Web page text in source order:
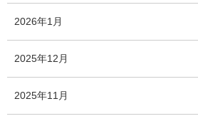
ー
ー
数
2026年1月
リ
ー
数
2025年12月
ー
2025年11月